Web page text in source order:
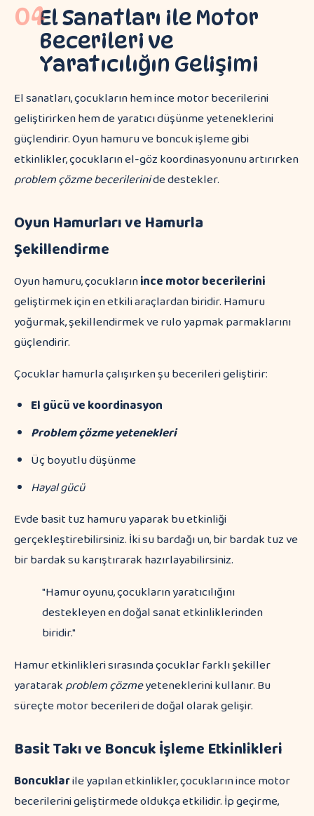
04El Sanatları ile Motor
Becerileri ve
Yaratıcılığın Gelişimi
El sanatları, çocukların hem ince motor becerilerini
geliştirirken hem de yaratıcı düşünme yeteneklerini
güçlendirir. Oyun hamuru ve boncuk işleme gibi
etkinlikler, çocukların el-göz koordinasyonunu artırırken
problem çözme becerilerinide destekler.
Oyun Hamurları ve Hamurla
Şekillendirme
Oyun hamuru, çocuklarınince motor becerilerini
geliştirmek için en etkili araçlardan biridir. Hamuru
yoğurmak, şekillendirmek ve rulo yapmak parmaklarını
güçlendirir.
Çocuklar hamurla çalışırken şu becerileri geliştirir:
El gücü ve koordinasyon
Problem çözme yetenekleri
Üç boyutlu düşünme
Hayal gücü
Evde basit tuz hamuru yaparak bu etkinliği
gerçekleştirebilirsiniz. İki su bardağı un, bir bardak tuz ve
bir bardak su karıştırarak hazırlayabilirsiniz.
"Hamur oyunu, çocukların yaratıcılığını
destekleyen en doğal sanat etkinliklerinden
biridir."
Hamur etkinlikleri sırasında çocuklar farklı şekiller
yaratarakproblem çözmeyeteneklerini kullanır. Bu
süreçte motor becerileri de doğal olarak gelişir.
Basit Takı ve Boncuk İşleme Etkinlikleri
Boncuklarile yapılan etkinlikler, çocukların ince motor
becerilerini geliştirmede oldukça etkilidir. İp geçirme,